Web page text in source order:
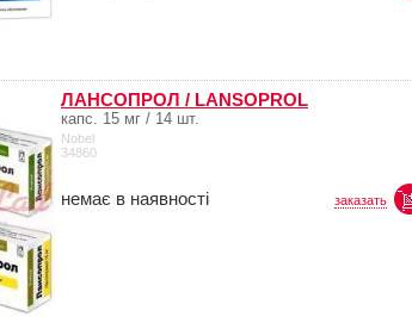
ЛАНСОПРОЛ / LANSOPROL
капс. 15 мг / 14 шт.
Nobel
34860
немає в наявності заказать